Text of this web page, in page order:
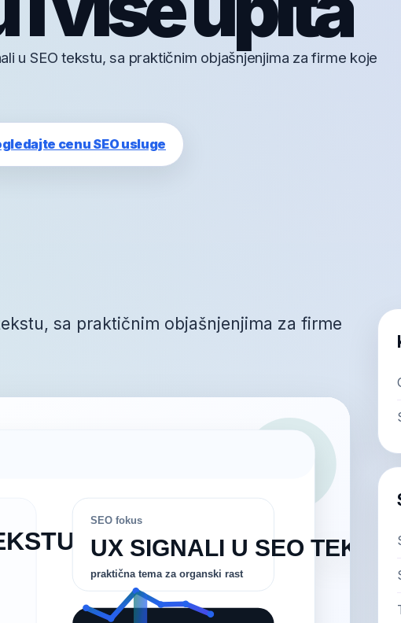
u SEO tekstu, sa praktičnim objašnjenjima za firme koje
cenu SEO usluge
sa praktičnim objašnjenjima za firme